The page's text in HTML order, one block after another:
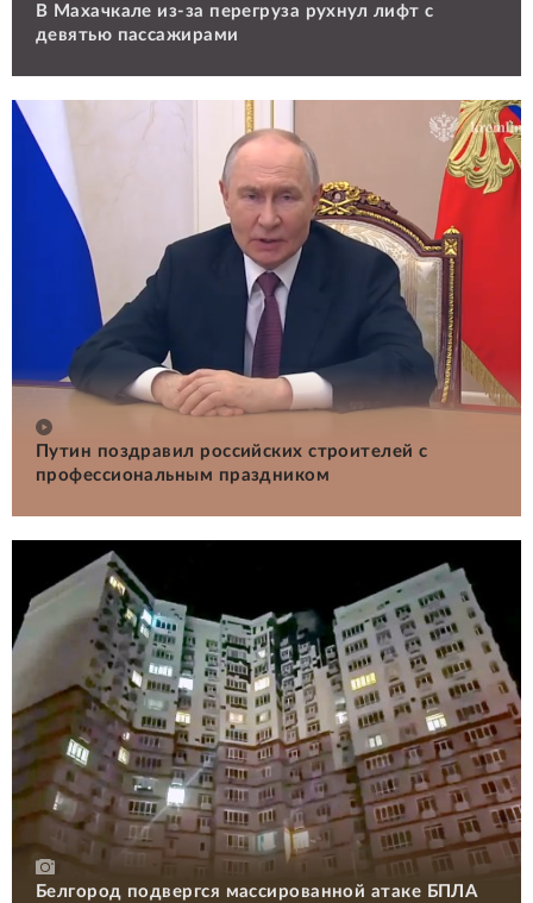
В Махачкале из-за перегруза рухнул лифт с
девятью пассажирами
Путин поздравил российских строителей с
профессиональным праздником
Белгород подвергся массированной атаке БПЛА